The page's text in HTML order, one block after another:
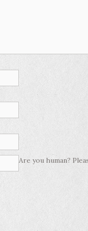
Are you human?